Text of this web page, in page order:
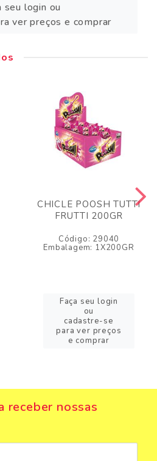
seu login ou
ver preços e comprar
CHICLE POOSH TUTTI
FRUTTI 200GR
Código: 29040
Embalagem: 1X200GR
Faça seu login
ou
cadastre-se
para ver preços
e comprar
receber nossas